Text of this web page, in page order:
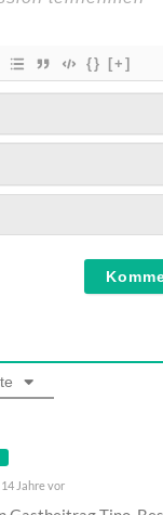
{} [+]
14 Jahre vor